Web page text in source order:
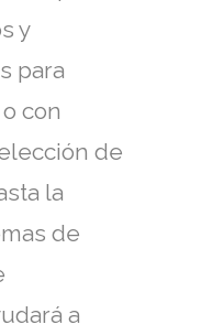
y
para
con
de
la
de
a